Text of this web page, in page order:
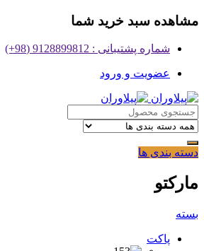
مشاهده سبد خرید شما
شماره پشتیبانی : 9128899812 (98+)
عضویت و ورود
دسته بندی ها
مارکتو
بسته
پاکت